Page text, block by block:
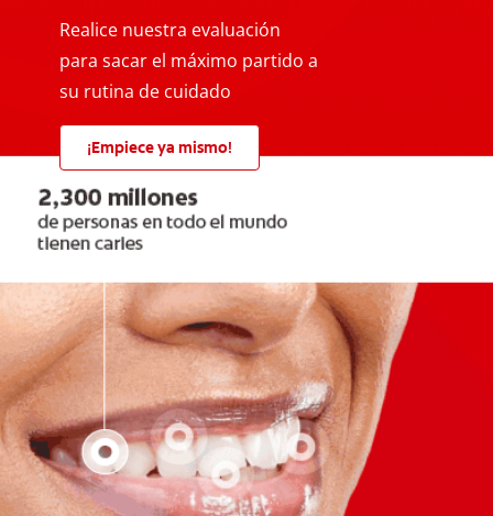
Realice nuestra evaluación
para sacar el máximo partido a
su rutina de cuidado
¡Empiece ya mismo!